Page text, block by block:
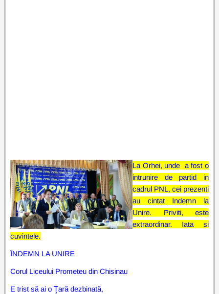
La Orhei, unde a fost o
intrunire de partid in
cadrul PNL, cei prezenti
au cintat Indemn la
Unire. Priviti, este
extraordinar. Iata si
cuvintele.
ÎNDEMN LA UNIRE
Corul Liceului Prometeu din Chisinau
E trist să ai o Ţară dezbinată,